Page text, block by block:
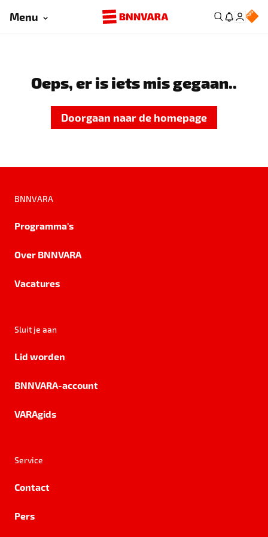
Menu
Oeps, er is iets mis gegaan..
Doorgaan naar de homepage
BNNVARA
Programma's
Over BNNVARA
Vacatures
Sluit je aan
Lid worden
BNNVARA-account
VARAgids
Service
Contact
Pers